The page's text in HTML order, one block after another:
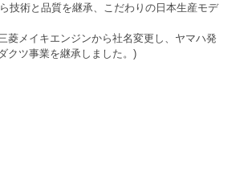
技術と品質を継承、こだわりの日本生産モデ
菱メイキエンジンから社名変更し、ヤマハ発
クツ事業を継承しました。)